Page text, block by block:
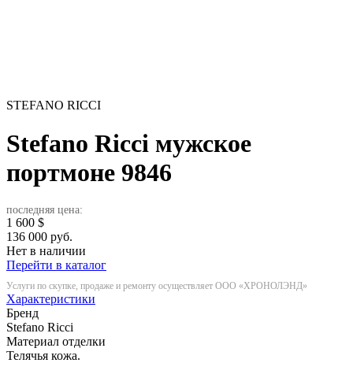
STEFANO RICCI
Stefano Ricci мужское
портмоне 9846
последняя цена:
1 600 $
136 000 руб.
Нет в наличии
Перейти в каталог
Услуги по скупке, продаже и ремонту осуществляет ООО «ХРОНОЛЭНД»
Характеристики
Бренд
Stefano Ricci
Материал отделки
Телячья кожа.